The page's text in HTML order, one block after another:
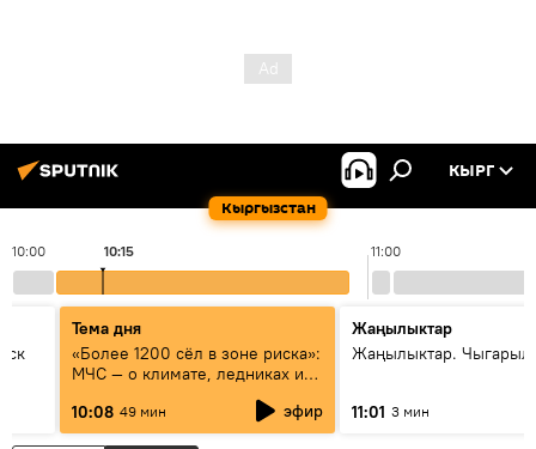
Кыргызстан
КЫРГ
10:00 11:00
10:15
Тема дня
«Более 1200 сёл в зоне риска»:
МЧС — о климате, ледниках и
населения
10:08 49 мин эфир
Жаңылыктар
Жаңылыктар.
11:01 3 мин